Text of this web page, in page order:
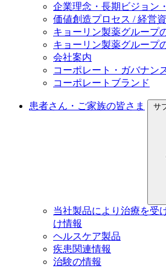
企業理念・長期ビジョン
価値創造プロセス / 経営
キョーリン製薬グループ
キョーリン製薬グループ
会社案内
コーポレート・ガバナン
コーポレートブランド
患者さん・ご家族の皆さま サ
当社製品により治療を受
け情報
ヘルスケア製品
疾患関連情報
治験の情報